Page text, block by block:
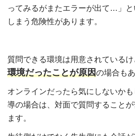
ってみるがまたエラーが出て…」
しまう危険性があります。
質問できる環境は用意されているけ
環境だったことが原因の場合も
オンラインだったら気にしないか
導の場合は、対面で質問すること
ます。